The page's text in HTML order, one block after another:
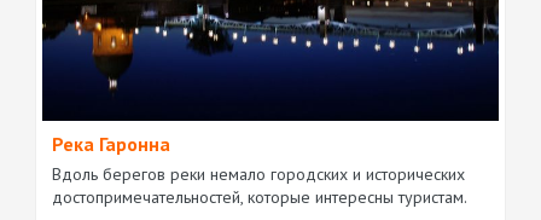
Река Гаронна
Вдоль берегов реки немало городских и исторических
достопримечательностей, которые интересны туристам.